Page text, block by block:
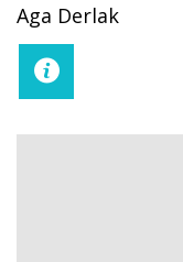
Aga Derlak